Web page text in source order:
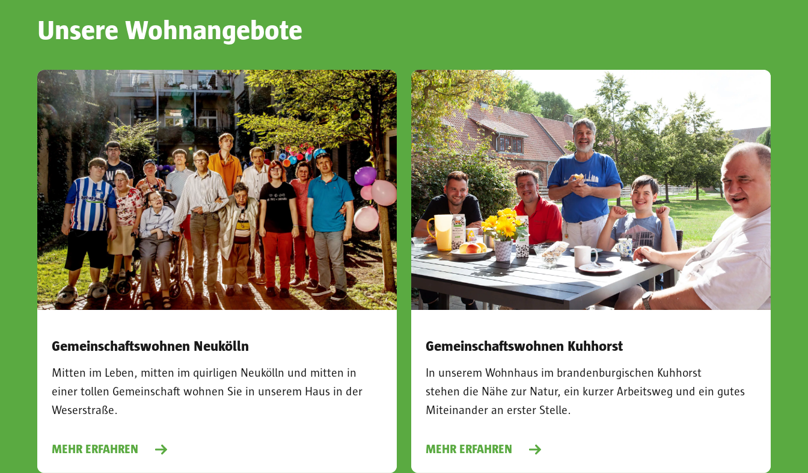
Unsere Wohnangebote
Gemeinschaftswohnen Neukölln
Mitten im Leben, mitten im quirligen Neukölln und mitten in
einer tollen Gemeinschaft wohnen Sie in unserem Haus in der
Weserstraße.
MEHR ERFAHREN
Gemeinschaftswohnen Kuhhorst
In unserem Wohnhaus im brandenburgischen Kuhhorst
stehen die Nähe zur Natur, ein kurzer Arbeitsweg und ein gutes
Miteinander an erster Stelle.
MEHR ERFAHREN